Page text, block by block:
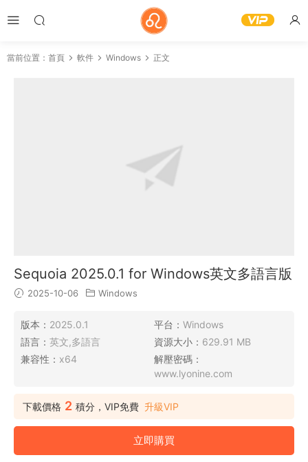
當前位置： 首頁 軟件 Windows 正文
Sequoia 2025.0.1 for Windows英文多語言版
2025-10-06 Windows
版本： 2025.0.1 平台： Windows
語言： 英文,多語言 資源大小： 629.91 MB
兼容性： x64
解壓密碼：
www.lyonine.com
下載價格 2 積分，VIP免費 升級VIP
立即購買